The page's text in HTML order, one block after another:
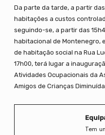
Da parte da tarde, a partir
habitações a custos
seguindo-se, a partir das
habitacional de Montenegro,
de habitação social na Rua
17h00, terá lugar a
Atividades Ocupacionais da
Amigos de Crianças
Tem